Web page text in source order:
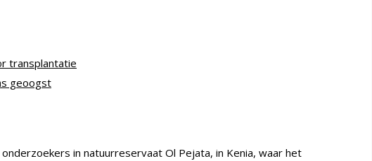
transplantatie
geoogst
in natuurreservaat Ol Pejata, in Kenia, waar het